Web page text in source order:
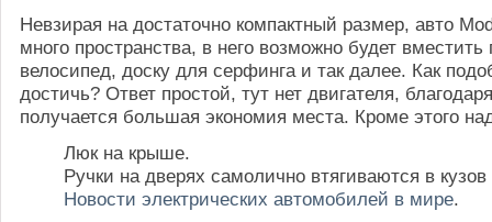
Невзирая на достаточно компактный размер, авто
много пространства, в него возможно будет вместить
велосипед, доску для серфинга и так далее. Как
достичь? Ответ простой, тут нет двигателя,
получается большая экономия места. Кроме этого
Люк на крыше.
Ручки на дверях самолично втягиваются в
Новости электрических автомобилей в мире.